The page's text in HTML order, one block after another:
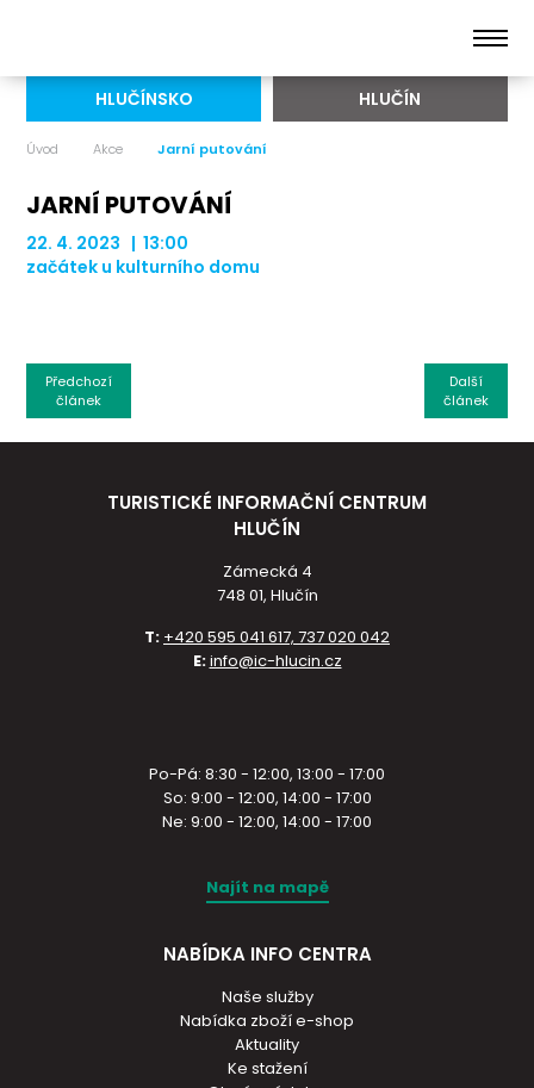
HLUČÍNSKO HLUČÍN
Úvod Akce Jarní putování
JARNÍ PUTOVÁNÍ
22. 4. 2023 | 13:00
začátek u kulturního domu
Další
článek
Předchozí
článek
TURISTICKÉ INFORMAČNÍ CENTRUM
HLUČÍN
Zámecká 4
748 01, Hlučín
T: +420 595 041 617, 737 020 042
E:info@ic-hlucin.cz
Po-Pá: 8:30 - 12:00, 13:00 - 17:00
So: 9:00 - 12:00, 14:00 - 17:00
Ne: 9:00 - 12:00, 14:00 - 17:00
Najít na mapě
NABÍDKA INFO CENTRA
Naše služby
Nabídka zboží e-shop
Aktuality
Ke stažení